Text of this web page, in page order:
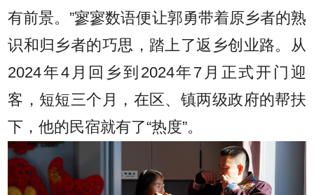
有前景。”寥寥数语便让郭勇带着原乡者的熟
识和归乡者的巧思，踏上了返乡创业路。从
2024年4月回乡到2024年7月正式开门迎
客，短短三个月，在区、镇两级政府的帮扶
下，他的民宿就有了“热度”。